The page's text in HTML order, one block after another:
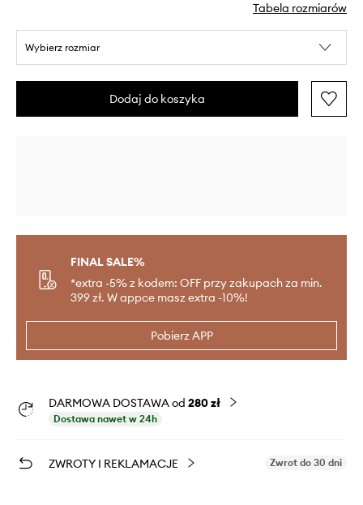
Tabela rozmiarów
Wybierz rozmiar
Dodaj do koszyka
FINAL SALE%
*extra -5% z kodem: OFF przy zakupach za min.
399 zł. W appce masz extra -10%!
Pobierz APP
DARMOWA DOSTAWA od 280 zł
Dostawa nawet w 24h
ZWROTY I REKLAMACJE Zwrot do 30 dni